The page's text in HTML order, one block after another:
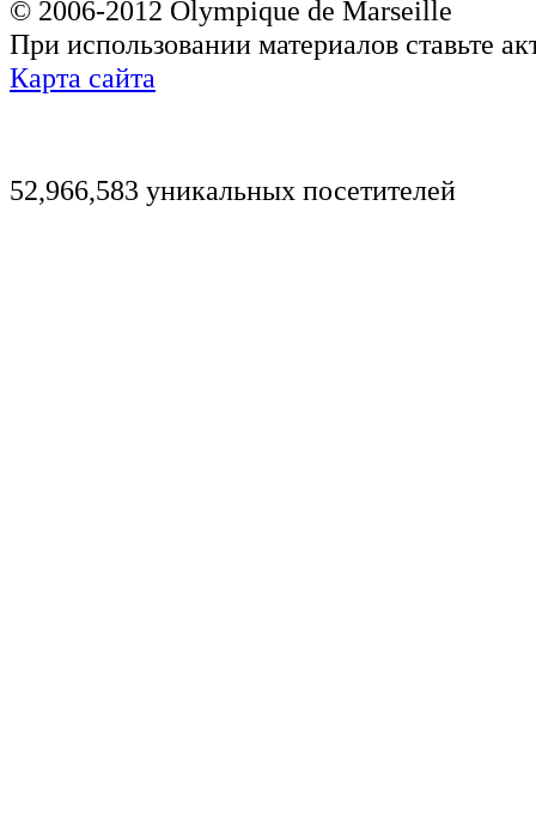
© 2006-2012 Olympique de Marseille
При использовании материалов ставьте
Карта сайта
52,966,583 уникальных посетителей